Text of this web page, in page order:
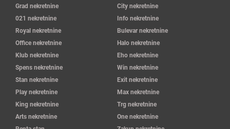
Grad nekretnine
City nekretnine
021 nekretnine
Info nekretnine
Royal nekretnine
Bulevar nekretnine
Office nekretnine
Halo nekretnine
Klub nekretnine
Eho nekretnine
Spens nekretnine
Win nekretnine
Stan nekretnine
Exit nekretnine
Play nekretnine
Max nekretnine
King nekretnine
Trg nekretnine
Arts nekretnine
One nekretnine